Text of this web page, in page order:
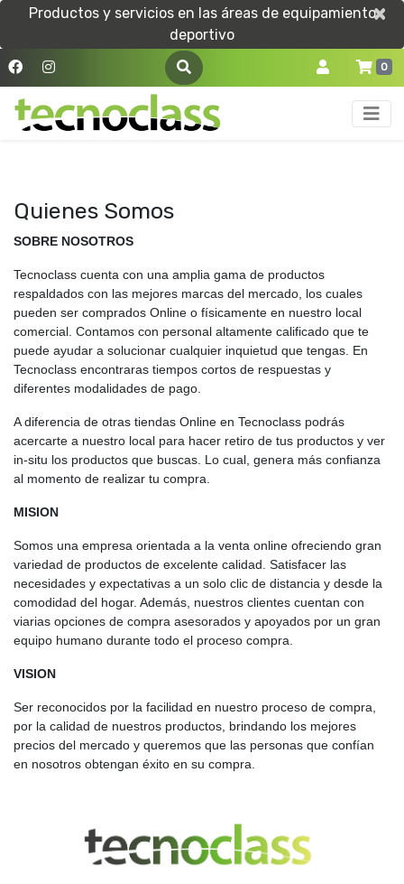
Productos y servicios en las áreas de equipamiento
deportivo
×
×
0
Quienes Somos
SOBRE NOSOTROS
Tecnoclass cuenta con una amplia gama de productos
respaldados con las mejores marcas del mercado, los cuales
pueden ser comprados Online o físicamente en nuestro local
comercial. Contamos con personal altamente calificado que te
puede ayudar a solucionar cualquier inquietud que tengas. En
Tecnoclass encontraras tiempos cortos de respuestas y
diferentes modalidades de pago.
A diferencia de otras tiendas Online en Tecnoclass podrás
acercarte a nuestro local para hacer retiro de tus productos y ver
in-situ los productos que buscas. Lo cual, genera más confianza
al momento de realizar tu compra.
MISION
Somos una empresa orientada a la venta online ofreciendo gran
variedad de productos de excelente calidad. Satisfacer las
necesidades y expectativas a un solo clic de distancia y desde la
comodidad del hogar. Además, nuestros clientes cuentan con
viarias opciones de compra asesorados y apoyados por un gran
equipo humano durante todo el proceso compra.
VISION
Ser reconocidos por la facilidad en nuestro proceso de compra,
por la calidad de nuestros productos, brindando los mejores
precios del mercado y queremos que las personas que confían
en nosotros obtengan éxito en su compra.